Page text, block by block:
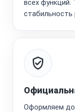
всех функций.
стабильность
Оформляем